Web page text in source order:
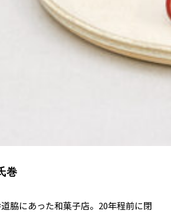
巻
脇にあった和菓子店。20年程前に閉